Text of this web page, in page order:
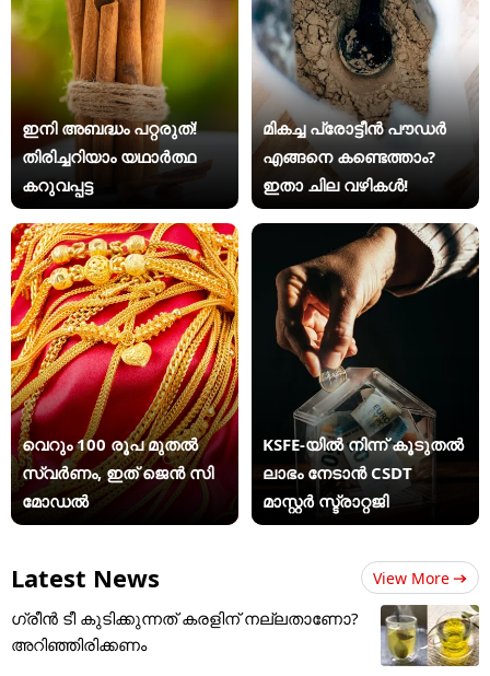
ഇനി അബദ്ധം പറ്റരുത്!
തിരിച്ചറിയാം യഥാര്‍ത്ഥ
കറുവപ്പട്ട
മികച്ച പ്രോട്ടീൻ പൗഡർ
എങ്ങനെ കണ്ടെത്താം?
ഇതാ ചില വഴികൾ!
വെറും 100 രൂപ മുതല്‍
സ്വർണം, ഇത് ജെൻ സി
മോഡൽ
KSFE-യില്‍ നിന്ന് കൂടുതല്‍
ലാഭം നേടാന്‍ CSDT
മാസ്റ്റര്‍ സ്ട്രാറ്റജി
Latest News View More
ഗ്രീൻ ടീ കുടിക്കുന്നത് കരളിന് നല്ലതാണോ?
അറിഞ്ഞിരിക്കണം